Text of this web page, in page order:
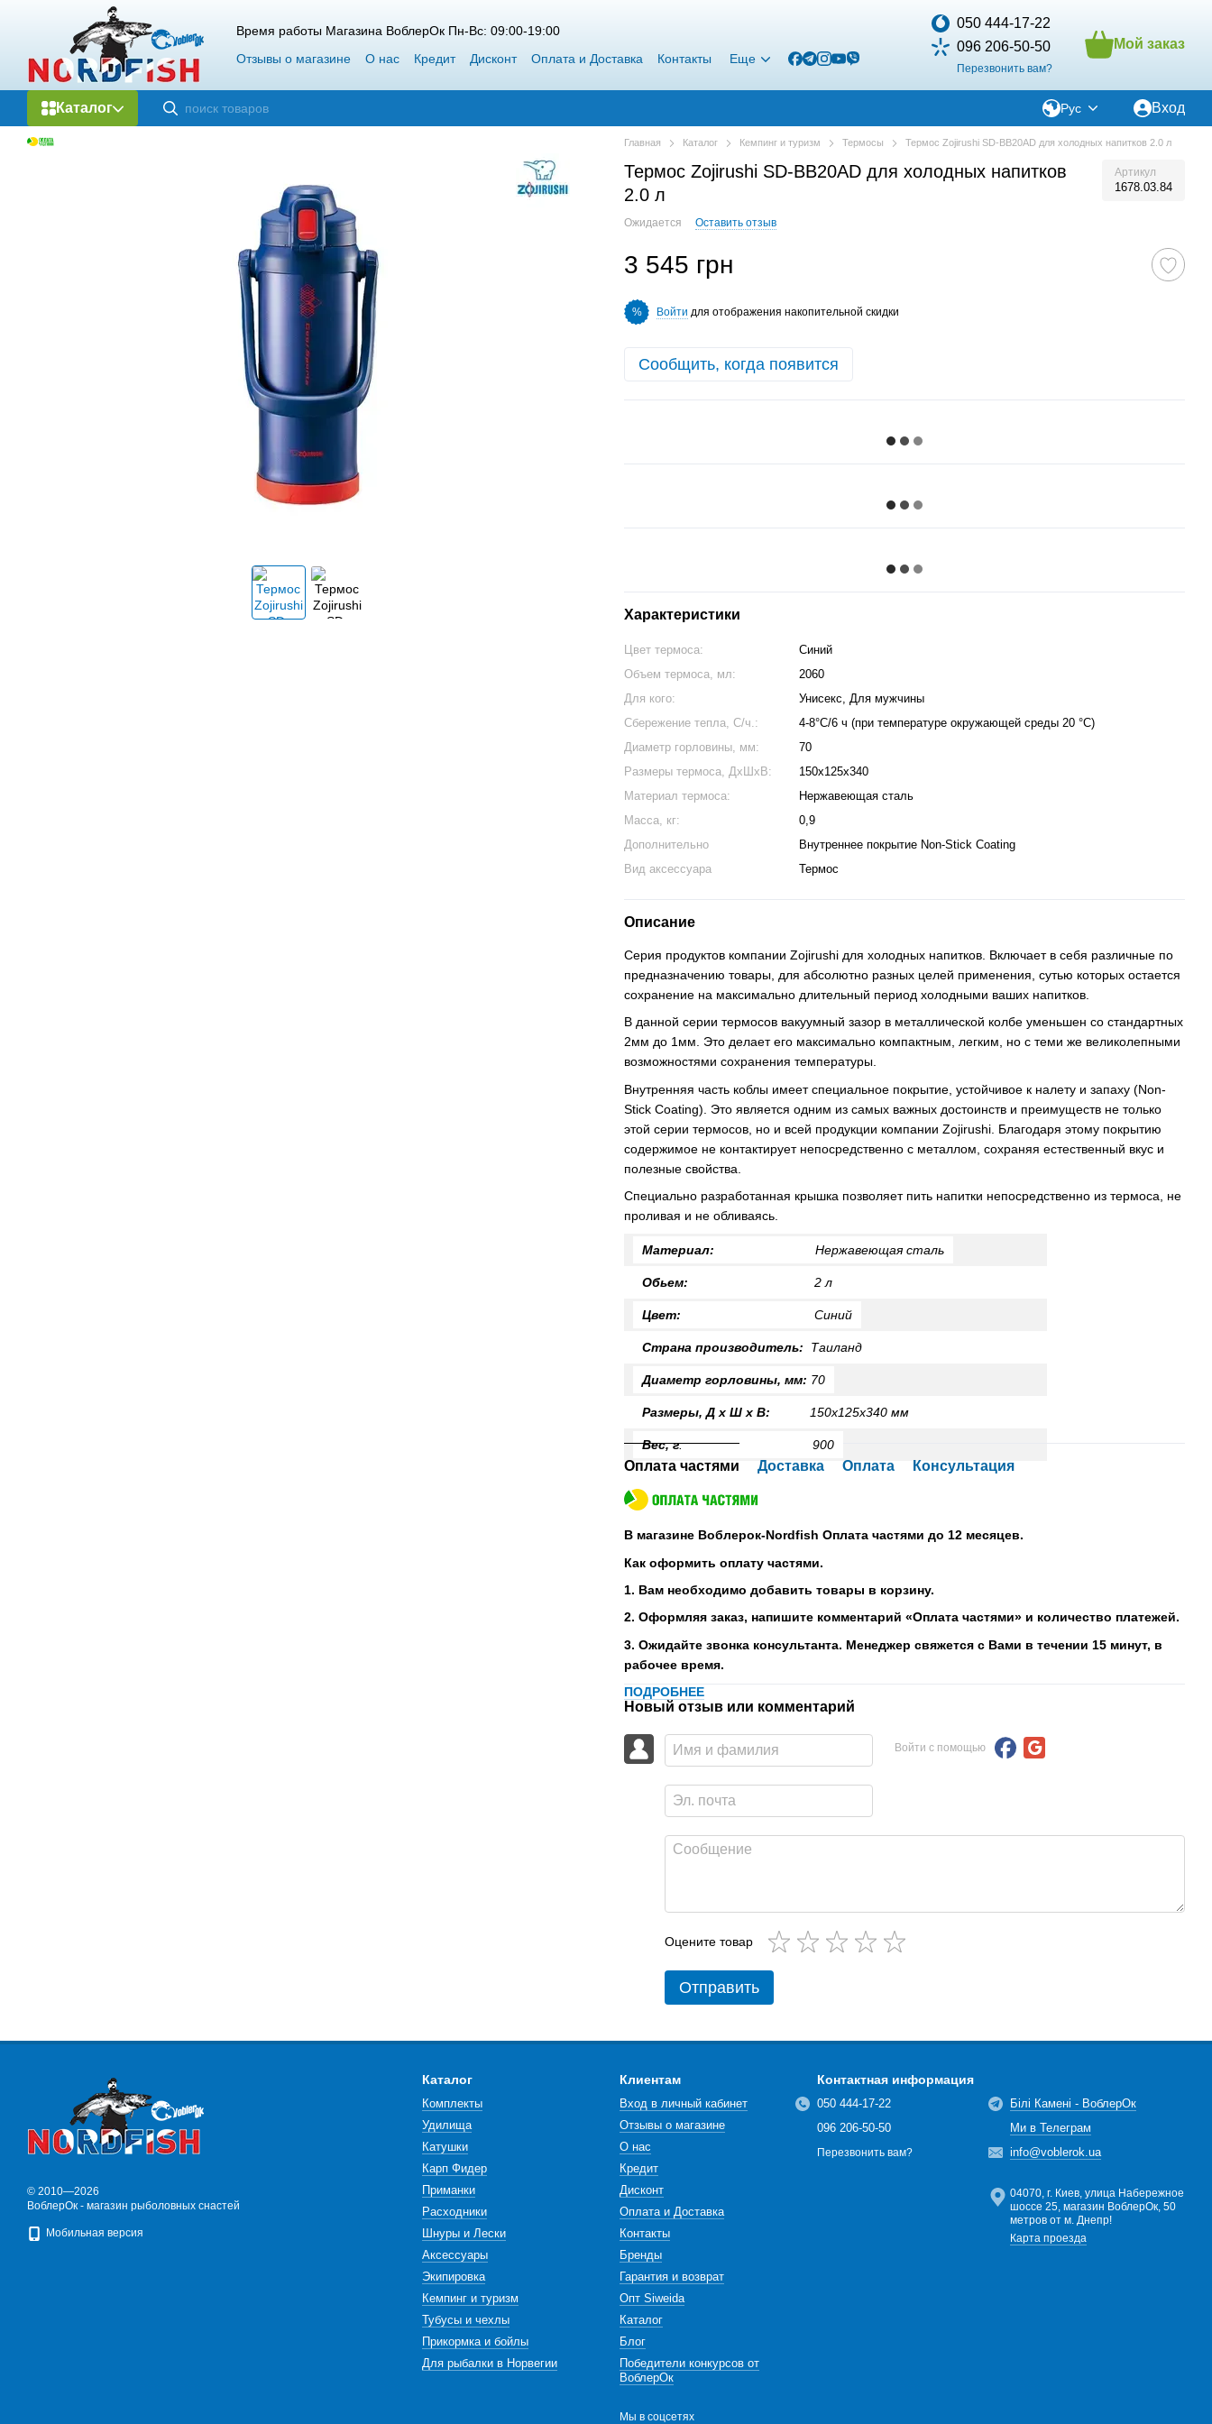
Перейти к основному контенту
Время работы Магазина ВоблерОк Пн-Вс: 09:00-19:00
Отзывы о магазине
О нас Кредит Дисконт Оплата и Доставка Контакты Еще
050 444-17-22
096 206-50-50
Перезвонить вам?
Мой заказ
Каталог Рус Вход
Главная Каталог Кемпинг и туризм Термосы Термос Zojirushi SD-BB20AD для холодных напитков 2.0 л
Термос Zojirushi SD-BB20AD для холодных напитков
2.0 л
Артикул
1678.03.84
Ожидается Оставить отзыв
3 545 грн
% Войти для отображения накопительной скидки
Сообщить, когда появится
Характеристики
Цвет термоса:
Синий
Объем термоса, мл:
2060
Для кого:
Унисекс, Для мужчины
Сбережение тепла, С/ч.:
4-8°С/6 ч (при температуре окружающей среды 20 °С)
Диаметр горловины, мм:
70
Размеры термоса, ДхШхВ:
150х125х340
Материал термоса:
Нержавеющая сталь
Масса, кг:
0,9
Дополнительно
Внутреннее покрытие Non-Stick Coating
Вид аксессуара
Термос
Описание
Серия продуктов компании Zojirushi для холодных напитков. Включает в себя различные по
предназначению товары, для абсолютно разных целей применения, сутью которых остается
сохранение на максимально длительный период холодными ваших напитков.
В данной серии термосов вакуумный зазор в металлической колбе уменьшен со стандартных
2мм до 1мм. Это делает его максимально компактным, легким, но с теми же великолепными
возможностями сохранения температуры.
Внутренняя часть коблы имеет специальное покрытие, устойчивое к налету и запаху (Non-
Stick Coating). Это является одним из самых важных достоинств и преимуществ не только
этой серии термосов, но и всей продукции компании Zojirushi. Благодаря этому покрытию
содержимое не контактирует непосредственно с металлом, сохраняя естественный вкус и
полезные свойства.
Специально разработанная крышка позволяет пить напитки непосредственно из термоса, не
проливая и не обливаясь.
Материал: Нержавеющая сталь
Обьем: 2 л
Цвет: Синий
Страна производитель: Таиланд
Диаметр горловины, мм: 70
Размеры, Д х Ш х В: 150х125х340 мм
Вес, г: 900
Оплата частями Доставка Оплата Консультация
В магазине Воблерок-Nordfish Оплата частями до 12 месяцев.
Как оформить оплату частями.
1. Вам необходимо добавить товары в корзину.
2. Оформляя заказ, напишите комментарий «Оплата частями» и количество платежей.
3. Ожидайте звонка консультанта. Менеджер свяжется с Вами в течении 15 минут, в
рабочее время.
ПОДРОБНЕЕ
Новый отзыв или комментарий
Войти с помощью
Оцените товар
Отправить
© 2010—2026
ВоблерОк - магазин рыболовных снастей
Мобильная версия
Каталог
Комплекты
Удилища
Катушки
Карп Фидер
Приманки
Расходники
Шнуры и Лески
Аксессуары
Экипировка
Кемпинг и туризм
Тубусы и чехлы
Прикормка и бойлы
Для рыбалки в Норвегии
Клиентам
Вход в личный кабинет
Отзывы о магазине
О нас
Кредит
Дисконт
Оплата и Доставка
Контакты
Бренды
Гарантия и возврат
Опт Siweida
Каталог
Блог
Победители конкурсов от
ВоблерОк
Мы в соцсетях
Контактная информация
050 444-17-22
096 206-50-50
Перезвонить вам?
Білі Камені - ВоблерОк
Ми в Телеграм
info@voblerok.ua
04070, г. Киев, улица Набережное
шоссе 25, магазин ВоблерОк, 50
метров от м. Днепр!
Карта проезда